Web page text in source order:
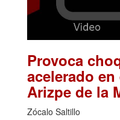
Provoca
acelerado
Arizpe de la
Zócalo Saltillo